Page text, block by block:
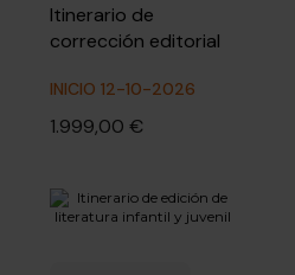
Itinerario de
corrección editorial
INICIO 12-10-2026
1.999,00 €